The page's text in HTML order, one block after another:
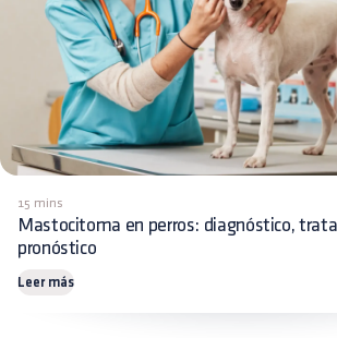
15 mins
Mastocitoma en perros: diagnóstico,
pronóstico
Leer más